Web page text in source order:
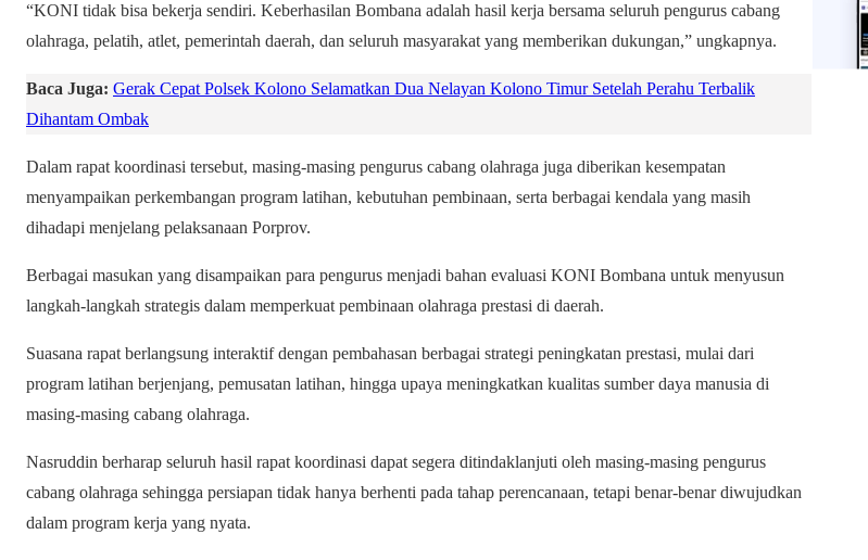
“KONI tidak bisa bekerja sendiri. Keberhasilan Bombana adalah hasil kerja bersama seluruh pengurus cabang
olahraga, pelatih, atlet, pemerintah daerah, dan seluruh masyarakat yang memberikan dukungan,” ungkapnya.
Baca Juga: Gerak Cepat Polsek Kolono Selamatkan Dua Nelayan Kolono Timur Setelah Perahu Terbalik
Dihantam Ombak
Dalam rapat koordinasi tersebut, masing-masing pengurus cabang olahraga juga diberikan kesempatan
menyampaikan perkembangan program latihan, kebutuhan pembinaan, serta berbagai kendala yang masih
dihadapi menjelang pelaksanaan Porprov.
Berbagai masukan yang disampaikan para pengurus menjadi bahan evaluasi KONI Bombana untuk menyusun
langkah-langkah strategis dalam memperkuat pembinaan olahraga prestasi di daerah.
Suasana rapat berlangsung interaktif dengan pembahasan berbagai strategi peningkatan prestasi, mulai dari
program latihan berjenjang, pemusatan latihan, hingga upaya meningkatkan kualitas sumber daya manusia di
masing-masing cabang olahraga.
Nasruddin berharap seluruh hasil rapat koordinasi dapat segera ditindaklanjuti oleh masing-masing pengurus
cabang olahraga sehingga persiapan tidak hanya berhenti pada tahap perencanaan, tetapi benar-benar diwujudkan
dalam program kerja yang nyata.